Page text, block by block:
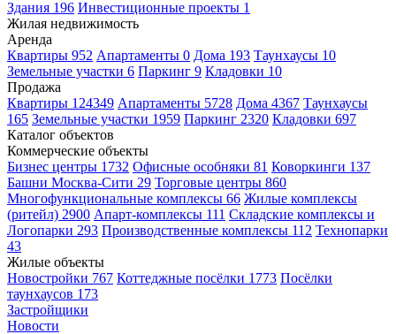
Здания 196 Инвестиционные проекты 1
Жилая недвижимость
Аренда
Квартиры 952 Апартаменты 0 Дома 193 Таунхаусы 10
Земельные участки 6 Паркинг 9 Кладовки 10
Продажа
Квартиры 124349 Апартаменты 5728 Дома 4367 Таунхаусы
165 Земельные участки 1959 Паркинг 2320 Кладовки 697
Каталог объектов
Коммерческие объекты
Бизнес центры 1732 Офисные особняки 81 Коворкинги 137
Башни Москва-Сити 29 Торговые центры 860
Многофункциональные комплексы 66 Жилые комплексы
(ритейл) 2900 Апарт-комплексы 111 Складские комплексы и
Логопарки 293 Производственные комплексы 112 Технопарки
43
Жилые объекты
Новостройки 767 Коттеджные посёлки 1773 Посёлки
таунхаусов 173
Застройщики
Новости